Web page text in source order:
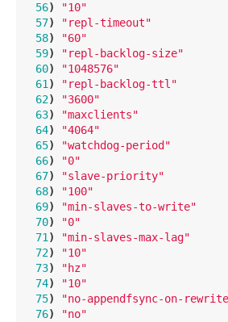
56)
"10"
57)
"repl-timeout"
58)
"60"
59)
"repl-backlog-size"
60)
"1048576"
61 )
"repl-backlog-ttl"
62)
"3600"
63)
"maxclients"
64)
"4064"
65)
"watchdog-period"
66)
"0"
67)
"slave-priority"
68)
"100"
69)
"min-slaves-to-write"
70)
"0"
71 )
"min-slaves-max-lag"
72)
"10"
73)
"hz"
74)
"10"
75)
"no-appendfsync-on-
76)
"no"